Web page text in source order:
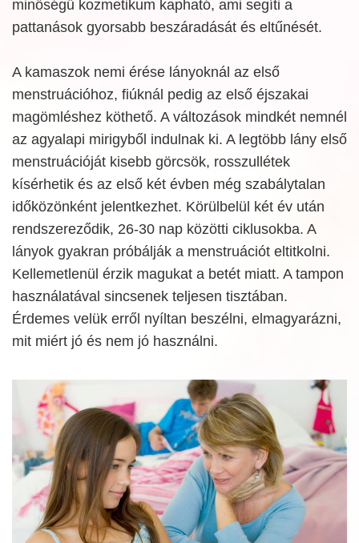
minőségű kozmetikum kapható, ami segíti a
pattanások gyorsabb beszáradását és eltűnését.
A kamaszok nemi érése lányoknál az első
menstruációhoz, fiúknál pedig az első éjszakai
magömléshez köthető. A változások mindkét nemnél
az agyalapi mirigyből indulnak ki. A legtöbb lány első
menstruációját kisebb görcsök, rosszullétek
kísérhetik és az első két évben még szabálytalan
időközönként jelentkezhet. Körülbelül két év után
rendszereződik, 26-30 nap közötti ciklusokba. A
lányok gyakran próbálják a menstruációt eltitkolni.
Kellemetlenül érzik magukat a betét miatt. A tampon
használatával sincsenek teljesen tisztában.
Érdemes velük erről nyíltan beszélni, elmagyarázni,
mit miért jó és nem jó használni.